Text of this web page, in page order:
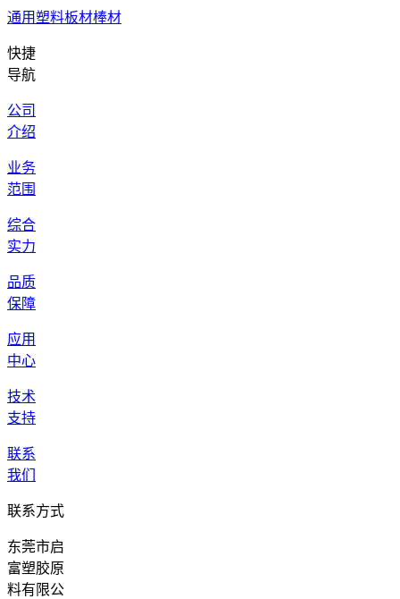
通用塑料板材棒材
快捷
导航
公司
介绍
业务
范围
综合
实力
品质
保障
应用
中心
技术
支持
联系
我们
联系方式
东莞市启
富塑胶原
料有限公